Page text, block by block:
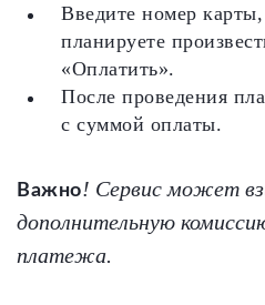
Введите номер
планируете
«Оплатить».
После проведения
с суммой оплаты.
Важно! Сервис может
дополнительную
платежа.